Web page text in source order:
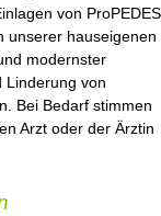
von ProPEDES
unserer hauseigenen
modernster
Linderung von
Bei Bedarf stimmen
Arzt oder der Ärztin